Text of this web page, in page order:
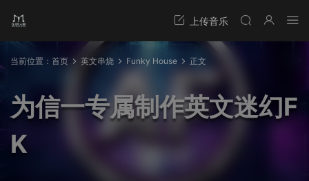
当前位置： 首页 英文串烧 Funky House 正文
为信一专属制作英文迷幻F
K